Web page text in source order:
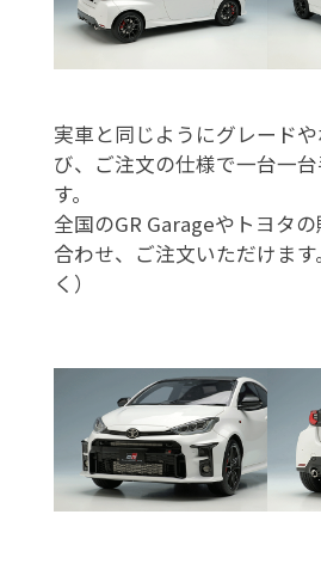
実車と同じようにグレード
び、ご注文の仕様で一台一
す。
全国のGR Garageやトヨタ
合わせ、ご注文いただけま
く）